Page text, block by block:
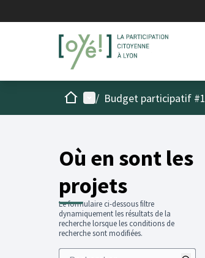
AccueilMenu principal
/ Budget participatif #1
Où en sont les
projets
Le formulaire ci-dessous filtre
dynamiquement les résultats de la
recherche lorsque les conditions de
recherche sont modifiées.